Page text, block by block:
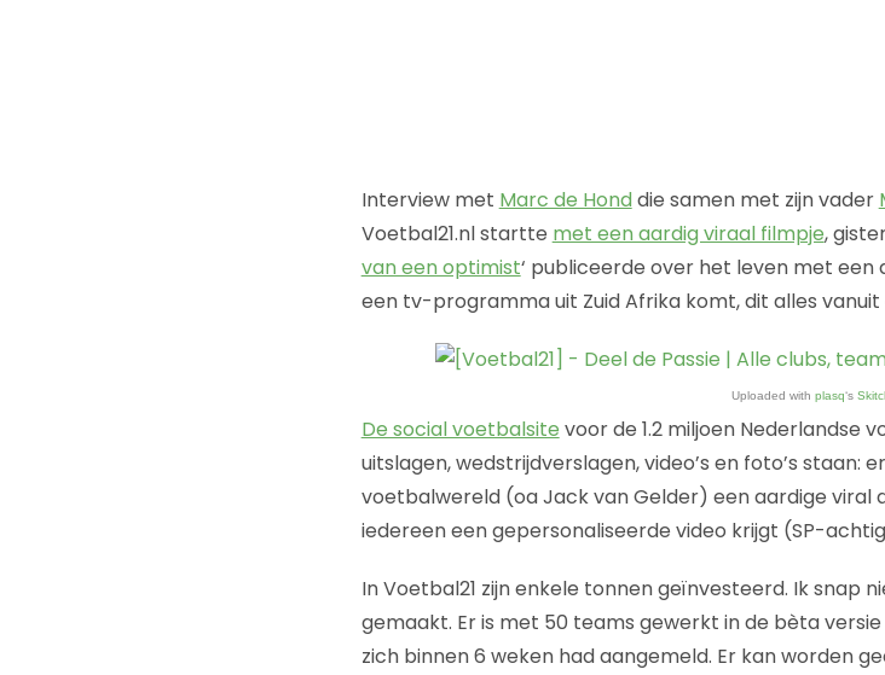
Interview met Marc de Hond die samen met zijn vader
Voetbal21.nl startte met een aardig viraal filmpje,
van een optimist‘ publiceerde over het leven met
een tv-programma uit Zuid Afrika komt, dit alles vanuit
Uploaded with plasq‘s
De social voetbalsite voor de 1.2 miljoen Nederlandse
uitslagen, wedstrijdverslagen, video’s en foto’s staan:
voetbalwereld (oa Jack van Gelder) een aardige viral
iedereen een gepersonaliseerde video krijgt (SP-
In Voetbal21 zijn enkele tonnen geïnvesteerd. Ik snap
gemaakt. Er is met 50 teams gewerkt in de bèta
zich binnen 6 weken had aangemeld. Er kan worden